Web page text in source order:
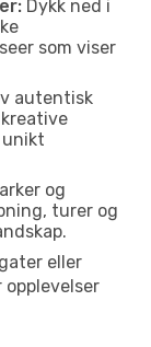
Dykk ned i
som viser
autentisk
og
turer og
eller